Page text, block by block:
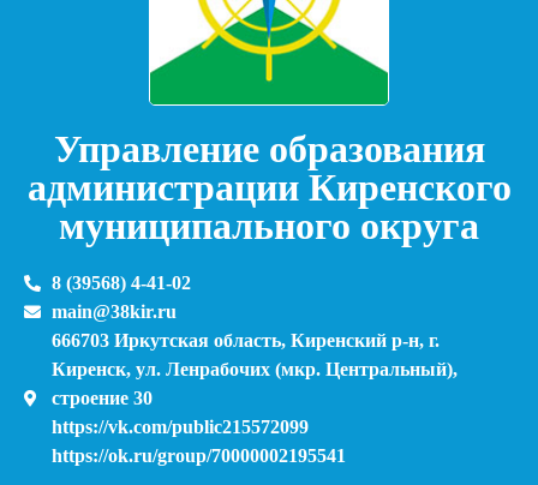
Управление образования
администрации Киренского
муниципального округа
8 (39568) 4-41-02
main@38kir.ru
666703 Иркутская область, Киренский р-н, г.
Киренск, ул. Ленрабочих (мкр. Центральный),
строение 30
https://vk.com/public215572099
https://ok.ru/group/70000002195541